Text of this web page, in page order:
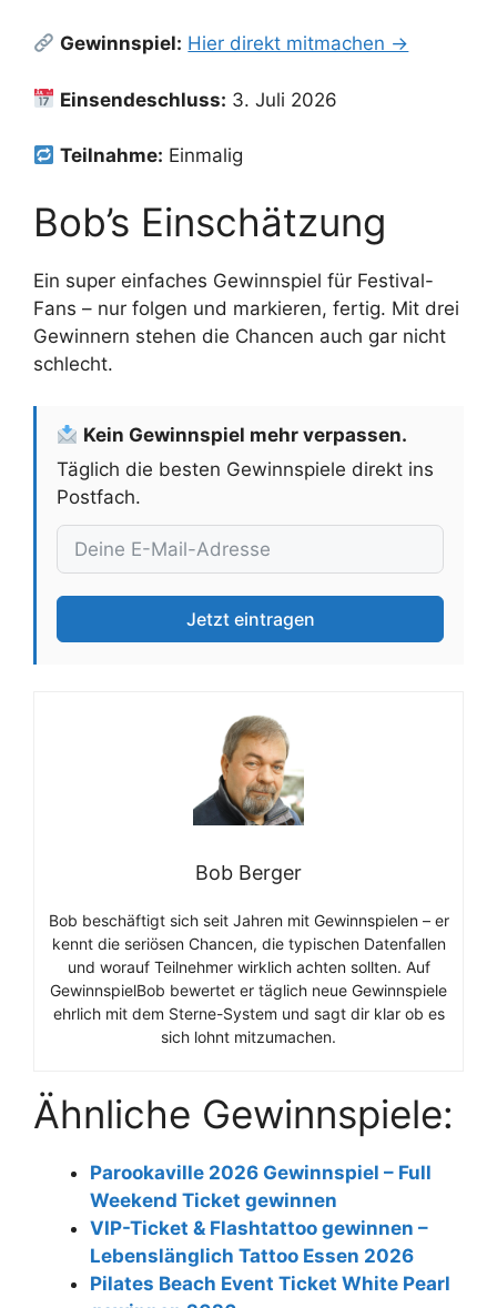
Gewinnspiel: Hier direkt mitmachen →
Einsendeschluss: 3. Juli 2026
Teilnahme: Einmalig
Bob’s Einschätzung
Ein super einfaches Gewinnspiel für Festival-
Fans – nur folgen und markieren, fertig. Mit drei
Gewinnern stehen die Chancen auch gar nicht
schlecht.
Kein Gewinnspiel mehr verpassen.
Täglich die besten Gewinnspiele direkt ins
Postfach.
Jetzt eintragen
Bob Berger
Bob beschäftigt sich seit Jahren mit Gewinnspielen – er
kennt die seriösen Chancen, die typischen Datenfallen
und worauf Teilnehmer wirklich achten sollten. Auf
GewinnspielBob bewertet er täglich neue Gewinnspiele
ehrlich mit dem Sterne-System und sagt dir klar ob es
sich lohnt mitzumachen.
Ähnliche Gewinnspiele:
Parookaville 2026 Gewinnspiel – Full
Weekend Ticket gewinnen
VIP-Ticket & Flashtattoo gewinnen –
Lebenslänglich Tattoo Essen 2026
Pilates Beach Event Ticket White Pearl